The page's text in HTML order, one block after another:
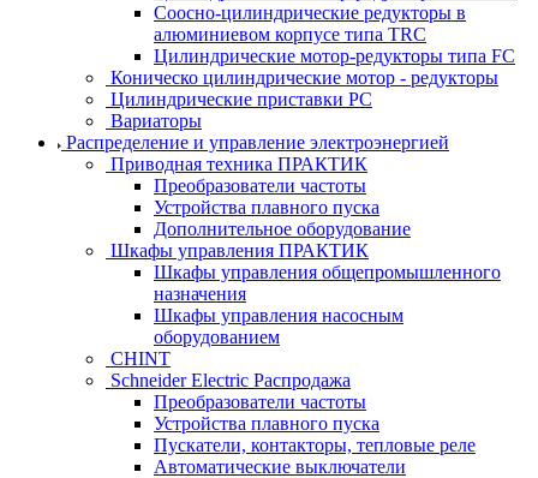
Соосно-цилиндрические редукторы в
алюминиевом корпусе типа TRC
Цилиндрические мотор-редукторы типа FC
Коническо цилиндрические мотор - редукторы
Цилиндрические приставки PC
Вариаторы
Распределение и управление электроэнергией
Приводная техника ПРАКТИК
Преобразователи частоты
Устройства плавного пуска
Дополнительное оборудование
Шкафы управления ПРАКТИК
Шкафы управления общепромышленного
назначения
Шкафы управления насосным
оборудованием
CHINT
Schneider Electric Распродажа
Преобразователи частоты
Устройства плавного пуска
Пускатели, контакторы, тепловые реле
Автоматические выключатели